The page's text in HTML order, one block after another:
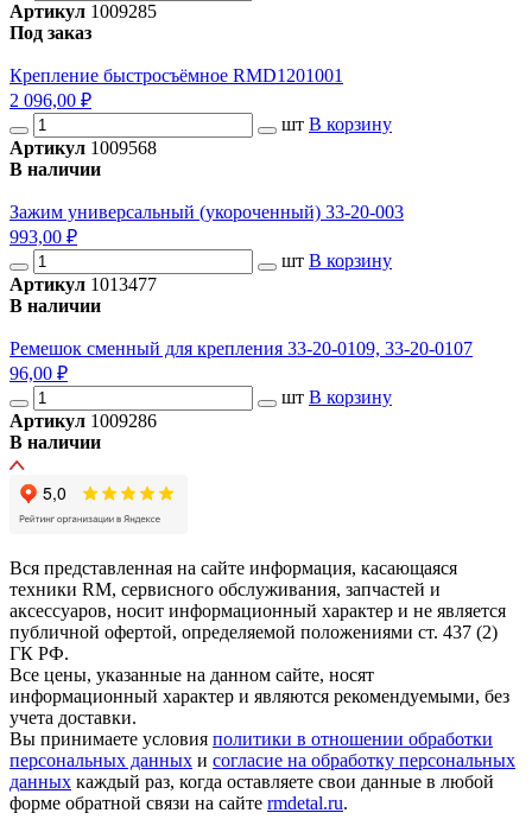
Артикул 1009285
Под заказ
Крепление быстросъёмное RMD1201001
2 096,00 ₽
шт В корзину
Артикул 1009568
В наличии
Зажим универсальный (укороченный) 33-20-003
993,00 ₽
шт В корзину
Артикул 1013477
В наличии
Ремешок сменный для крепления 33-20-0109, 33-20-0107
96,00 ₽
шт В корзину
Артикул 1009286
В наличии
Вся представленная на сайте информация, касающаяся
техники RM, сервисного обслуживания, запчастей и
аксессуаров, носит информационный характер и не является
публичной офертой, определяемой положениями ст. 437 (2)
ГК РФ.
Все цены, указанные на данном сайте, носят
информационный характер и являются рекомендуемыми, без
учета доставки.
Вы принимаете условия политики в отношении обработки
персональных данных и согласие на обработку персональных
данных каждый раз, когда оставляете свои данные в любой
форме обратной связи на сайте rmdetal.ru.